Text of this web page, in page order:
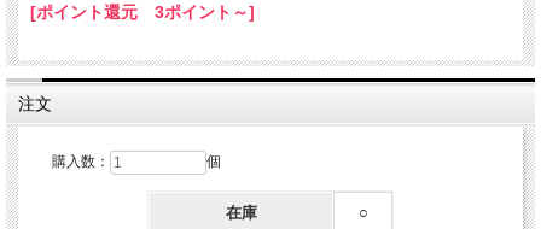
[ポイント還元 3ポイント～]
注文
購入数： 個
在庫 ○